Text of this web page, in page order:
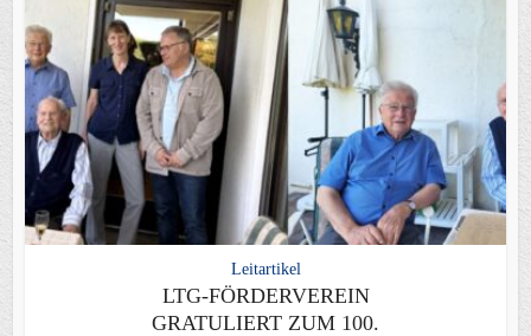
Leitartikel
LTG-FÖRDERVEREIN
GRATULIERT ZUM 100.